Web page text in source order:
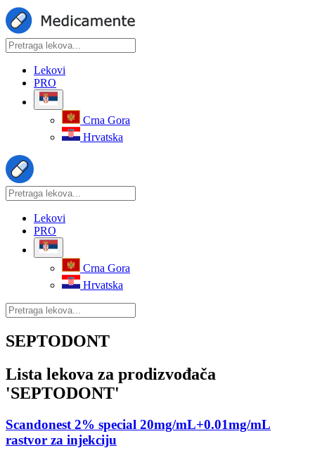
Lekovi
PRO
Crna Gora
Hrvatska
Lekovi
PRO
Crna Gora
Hrvatska
SEPTODONT
Lista lekova za prodizvođača
'SEPTODONT'
Scandonest 2% special 20mg/mL+0.01mg/mL
rastvor za injekciju